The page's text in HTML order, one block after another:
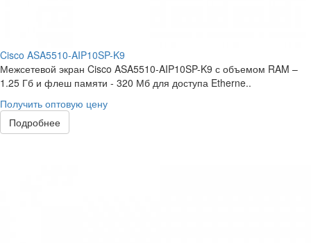
Cisco ASA5510-AIP10SP-K9
Межсетевой экран Cisco ASA5510-AIP10SP-K9 с объемом RAM –
1.25 Гб и флеш памяти - 320 Мб для доступа Etherne..
Получить оптовую цену
Подробнее